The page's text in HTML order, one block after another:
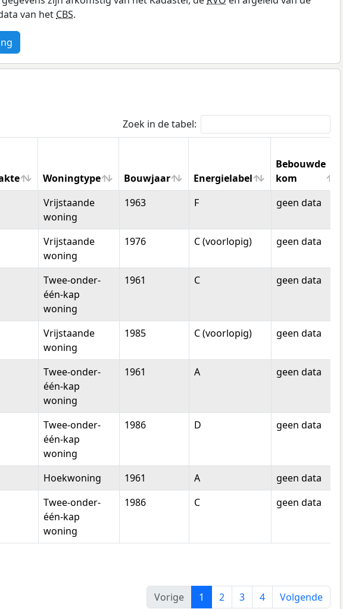
van het CBS.
Zoek in de tabel:
Woningtype Bouwjaar Energielabel
Bebouwde
kom
Woningtype Bouwjaar Energielabel
Bebouwde
kom
Vrijstaande
woning
1963 F geen data
Vrijstaande
woning
1976 C (voorlopig) geen data
Twee-onder-
één-kap
woning
1961 C geen data
Vrijstaande
woning
1985 C (voorlopig) geen data
Twee-onder-
één-kap
woning
1961 A geen data
Twee-onder-
één-kap
woning
1986 D geen data
Hoekwoning 1961 A
geen data
Twee-onder-
één-kap
woning
1986 C geen data
Vorige
1 2 3 4 Volgende